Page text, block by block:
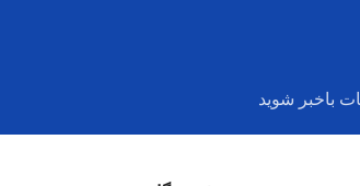
باخبر شوید